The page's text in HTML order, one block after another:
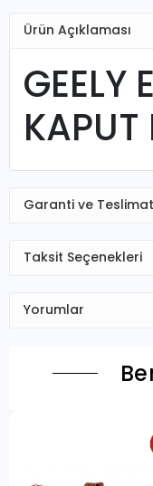
Ürün Açıklaması
GEELY
KAPUT
Garanti ve Teslimat
Taksit Seçenekleri
Yorumlar